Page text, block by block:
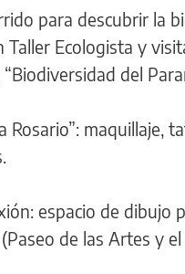
para descubrir la
Ecologista y
del
Rosario”: maquillaje,
espacio de dibujo
de las Artes y